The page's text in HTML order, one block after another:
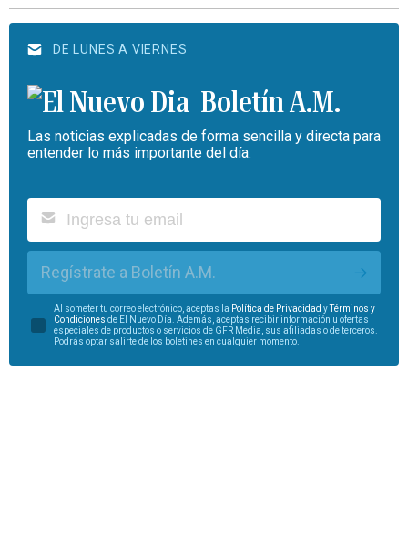
DE LUNES A VIERNES
Boletín A.M.
Las noticias explicadas de forma sencilla y directa para
entender lo más importante del día.
Regístrate a Boletín A.M.
Al someter tu correo electrónico, aceptas la Política de Privacidad yTérminos y
Condiciones de El Nuevo Día. Además, aceptas recibir información u ofertas
especiales de productos o servicios de GFR Media, sus afiliadas o de terceros.
Podrás optar salirte de los boletines en cualquier momento.